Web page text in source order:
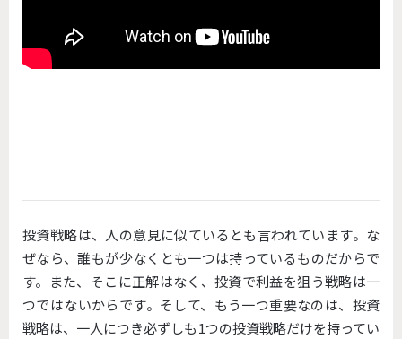
投資戦略は、人の意見に似ているとも言われています。な
ぜなら、誰もが少なくとも一つは持っているものだからで
す。また、そこに正解はなく、投資で利益を狙う戦略は一
つではないからです。そして、もう一つ重要なのは、投資
戦略は、一人につき必ずしも1つの投資戦略だけを持ってい